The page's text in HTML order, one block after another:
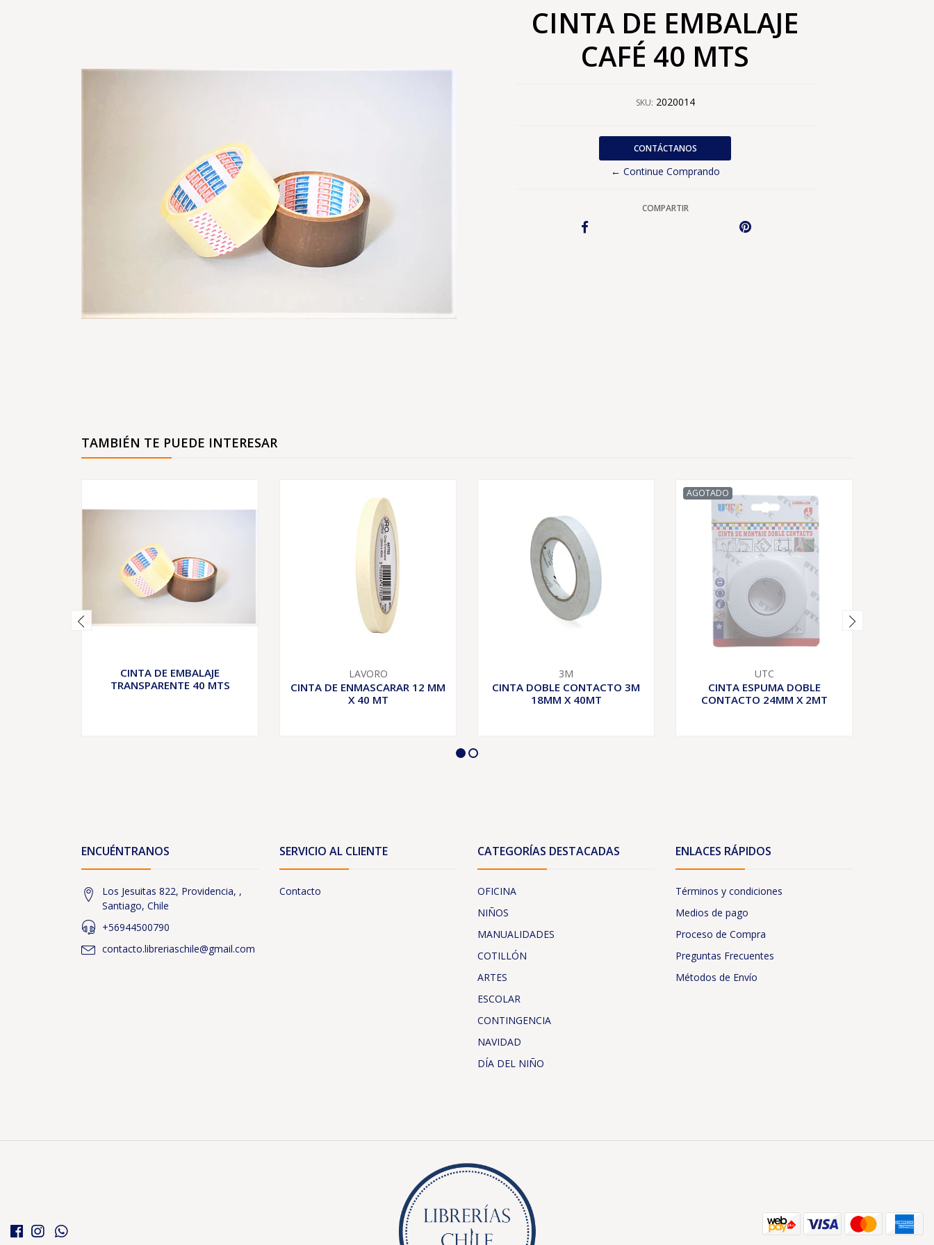
CINTA DE EMBALAJE
CAFÉ 40 MTS
SKU: 2020014
CONTÁCTANOS
← Continue Comprando
COMPARTIR
TAMBIÉN TE PUEDE INTERESAR
CINTA DE EMBALAJE
TRANSPARENTE 40 MTS
LAVORO
CINTA DE ENMASCARAR 12 MM
X 40 MT
3M
CINTA DOBLE CONTACTO 3M
18MM X 40MT
AGOTADO
UTC
CINTA ESPUMA DOBLE
CONTACTO 24MM X 2MT
ENCUÉNTRANOS
Los Jesuitas 822, Providencia, ,
Santiago, Chile
+56944500790
contacto.libreriaschile@gmail.com
SERVICIO AL CLIENTE
Contacto
CATEGORÍAS DESTACADAS
OFICINA
NIÑOS
MANUALIDADES
COTILLÓN
ARTES
ESCOLAR
CONTINGENCIA
NAVIDAD
DÍA DEL NIÑO
ENLACES RÁPIDOS
Términos y condiciones
Medios de pago
Proceso de Compra
Preguntas Frecuentes
Métodos de Envío